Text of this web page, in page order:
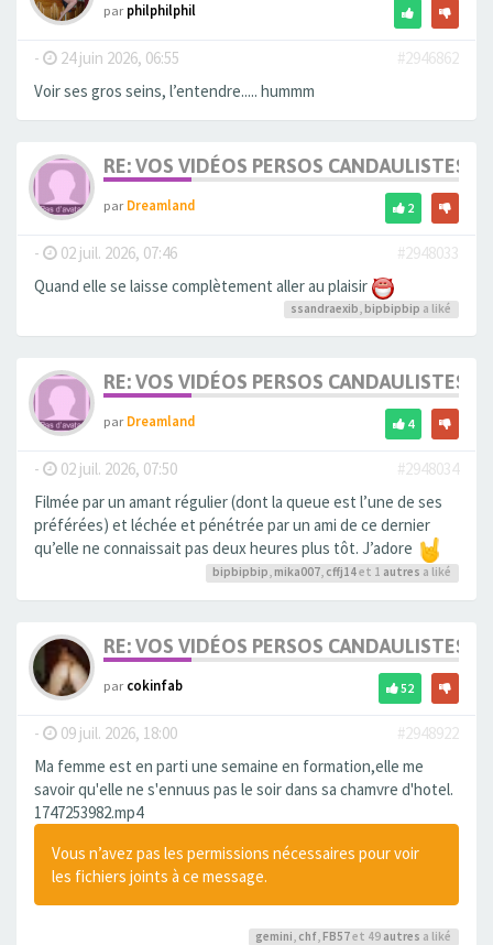
parphilphilphil
- 24 juin 2026, 06:55
#2946862
Voir ses gros seins, l’entendre..... hummm
RE: VOS VIDÉOS PERSOS CANDAULISTES
parDreamland 2
- 02 juil. 2026, 07:46
#2948033
Quand elle se laisse complètement aller au plaisir
ssandraexib, bipbipbip a liké
RE: VOS VIDÉOS PERSOS CANDAULISTES
parDreamland 4
- 02 juil. 2026, 07:50
#2948034
Filmée par un amant régulier (dont la queue est l’une de ses
préférées) et léchée et pénétrée par un ami de ce dernier
qu’elle ne connaissait pas deux heures plus tôt. J’adore
bipbipbip, mika007, cffj14et 1 autres a liké
RE: VOS VIDÉOS PERSOS CANDAULISTES
parcokinfab 52
- 09 juil. 2026, 18:00
#2948922
Ma femme est en parti une semaine en formation,elle me
savoir qu'elle ne s'ennuus pas le soir dans sa chamvre d'hotel.
1747253982.mp4
Vous n’avez pas les permissions nécessaires pour voir
les fichiers joints à ce message.
gemini, chf, FB57et 49 autres a liké